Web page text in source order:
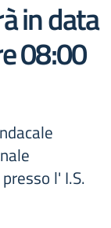
in data
08:00
l' I.S.